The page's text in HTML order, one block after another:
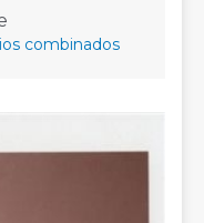
combinados